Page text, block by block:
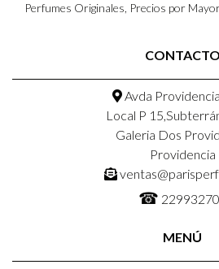
Perfumes Originales, Precios por
CONTACTO
Avda
Local P
Galeria Dos
Providencia
☎
MENÚ